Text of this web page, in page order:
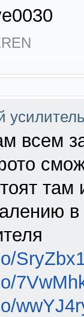
всем
в